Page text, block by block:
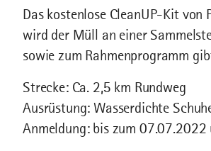
Das kostenlose CleanUP-Kit
wird der Müll an einer
sowie zum Rahmenprogramm
Strecke: Ca. 2,5 km Rundweg
Ausrüstung: Wasserdichte
Anmeldung: bis zum